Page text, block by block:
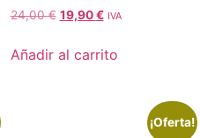
24,00€ 19,90€ IVA
Añadir al carrito
¡Oferta!